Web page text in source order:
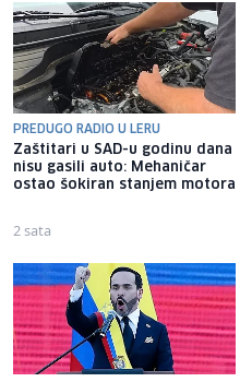
PREDUGO RADIO U LERU
Zaštitari u SAD-u godinu dana
nisu gasili auto: Mehaničar
ostao šokiran stanjem motora
2 sata